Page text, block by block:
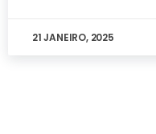
21 JANEIRO, 2025